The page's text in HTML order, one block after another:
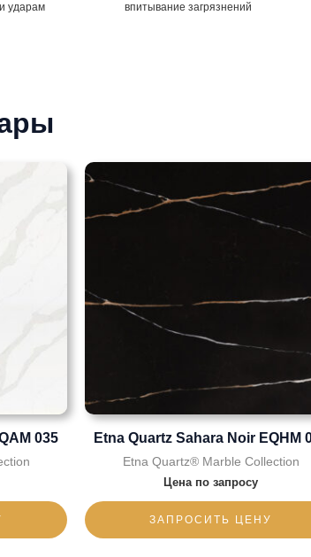
ударам
впитывание загрязнений
035 Etna Quartz Sahara Noir EQHM
Etna Quartz® Marble Collection
Цена по запросу
ЗАПРОСИТЬ ЦЕНУ